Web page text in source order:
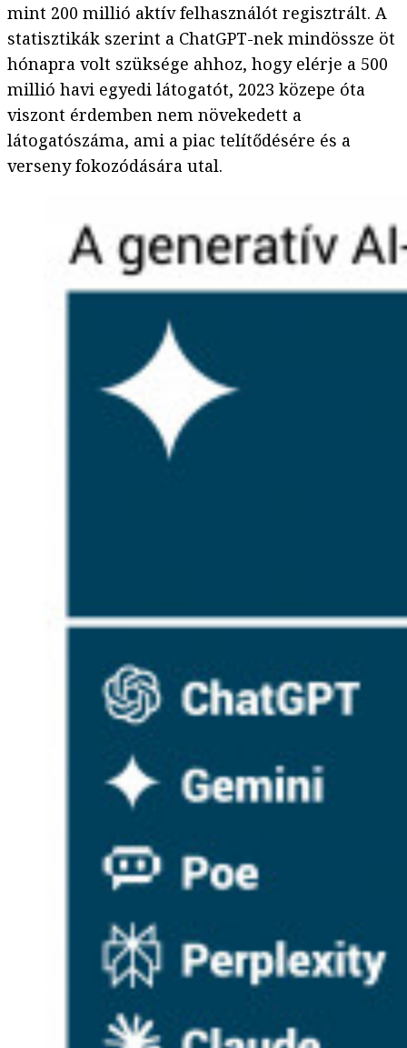
mint 200 millió aktív felhasználót regisztrált. A
statisztikák szerint a ChatGPT-nek mindössze öt
hónapra volt szüksége ahhoz, hogy elérje a 500
millió havi egyedi látogatót, 2023 közepe óta
viszont érdemben nem növekedett a
látogatószáma, ami a piac telítődésére és a
verseny fokozódására utal.